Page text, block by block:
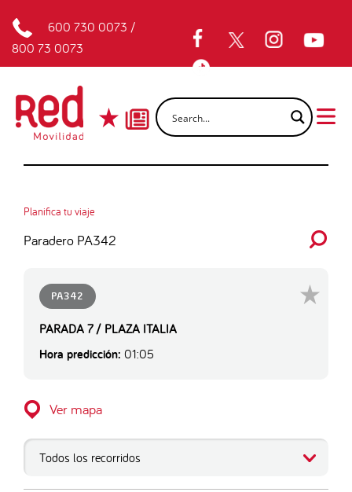
600 730 0073 /
800 73 0073
Planifica tu viaje
Paradero PA342
PA342
PARADA 7 / PLAZA ITALIA
Hora predicción: 01:05
Ver mapa
Todos los recorridos